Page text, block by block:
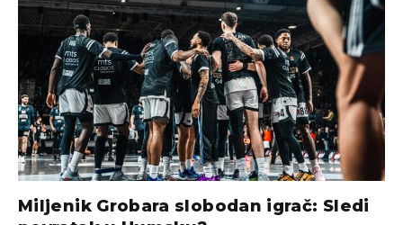
Miljenik Grobara slobodan igrač: Sledi